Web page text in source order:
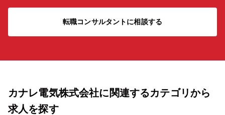
転職コンサルタントに相談する
カナレ電気株式会社に関連するカテゴリから
求人を探す